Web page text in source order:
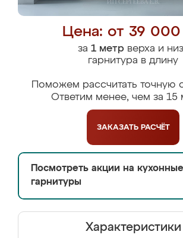
Цена: от 39
за 1 метрверха и
гарнитура в длину
Поможем рассчитать точную
Ответим менее, чем за 15
ЗАКАЗАТЬ РАСЧЁТ
Посмотреть акции на кухонные
гарнитуры
Характеристики